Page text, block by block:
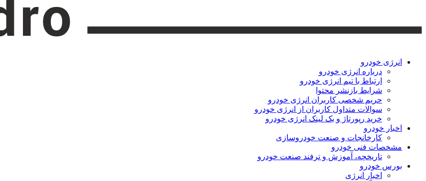
انرژی خودرو
درباره انرژی خودرو
ارتباط با تیم انرژی خودرو
شرایط بازنشر محتوا
حریم شخصی کاربران انرژی خودرو
سوالات متداول کاربران از انرژی خودرو
خرید رپورتاژ و بک لینک انرژی خودرو
اخبار خودرو
کارخانجات و صنعت خودروسازی
مشخصات فنی خودرو
تاریخچه، آموزش و ترفند صنعت خودرو
بورس خودرو
اخبار انرژی